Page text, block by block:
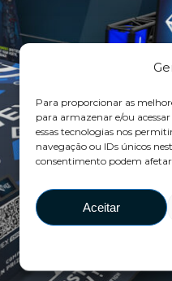
Para proporcionar as
para armazenar e/ou
essas tecnologias nos
navegação ou IDs únicos
consentimento podem
Aceitar